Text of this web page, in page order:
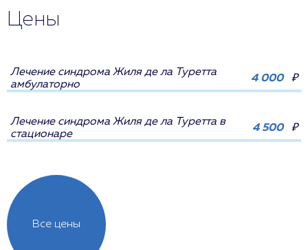
Цены
Все цены
Лечение синдрома Жиля де ла Туретта
амбулаторно
4 000 ₽
Лечение синдрома Жиля де ла Туретта в
стационаре
4 500 ₽